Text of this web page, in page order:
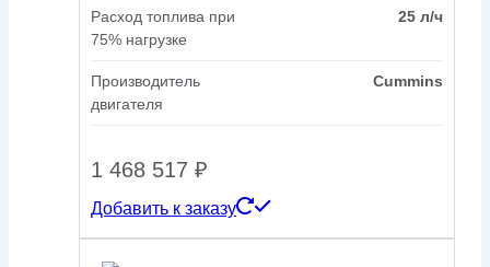
Расход топлива при
75% нагрузке
25 л/ч
Производитель
двигателя
Cummins
1 468 517 ₽
Добавить к заказу